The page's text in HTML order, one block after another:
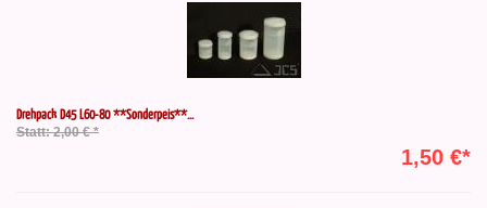
Drehpack D45 L60-80 **Sonderpeis**...
Statt: 2,00 € *
1,50 €*